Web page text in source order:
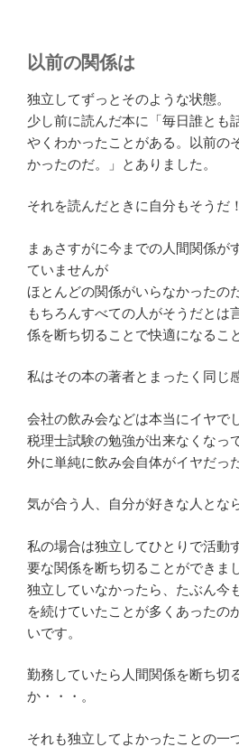
以前の関係は
独立してずっとそのような状態。
少し前に読んだ本に「毎日誰とも
やくわかったことがある。以前の
かったのだ。」とありました。
それを読んだときに自分もそうだ
まぁさすがに今までの人間関係が
ていませんが
ほとんどの関係がいらなかったの
もちろんすべての人がそうだとは
係を断ち切ることで快適になるこ
私はその本の著者とまったく同じ
会社の飲み会などは本当にイヤで
税理士試験の勉強が出来なくなっ
外に単純に飲み会自体がイヤだっ
気が合う人、自分が好きな人とな
私の場合は独立してひとりで活動
要な関係を断ち切ることができま
独立していなかったら、たぶん今
を続けていたことが多くあったの
いです。
勤務していたら人間関係を断ち切
か・・・。
それも独立してよかったことの一